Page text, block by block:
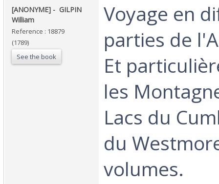
‎[ANONYME] - ‎ ‎GILPIN
William‎
Reference : 18879
(1789)
See the book
‎Voyage en
parties de
Et
les
Lacs du
du
volumes.‎